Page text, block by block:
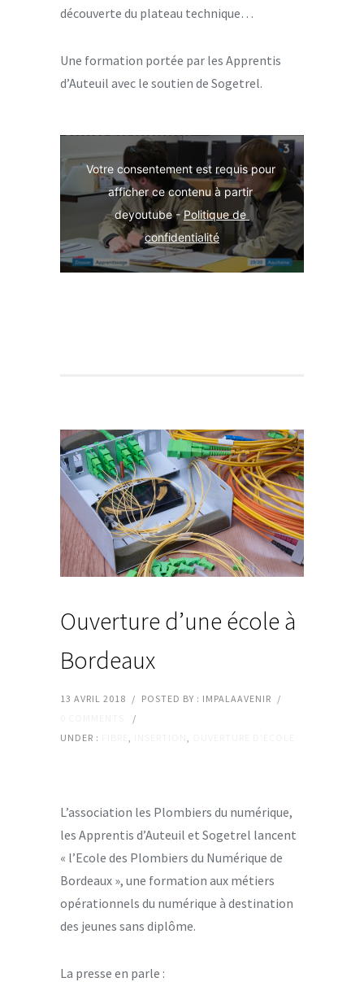
découverte du plateau technique…
Une formation portée par les Apprentis
d’Auteuil avec le soutien de Sogetrel.
Votre consentement est requis pour
afficher ce contenu à partir
deyoutube - Politique de
confidentialité
Ouverture d’une école à
Bordeaux
13 AVRIL 2018 / POSTED BY : IMPALAAVENIR /
/
UNDER :
L’association les Plombiers du numérique,
les Apprentis d’Auteuil et Sogetrel lancent
« l’Ecole des Plombiers du Numérique de
Bordeaux », une formation aux métiers
opérationnels du numérique à destination
des jeunes sans diplôme.
La presse en parle :